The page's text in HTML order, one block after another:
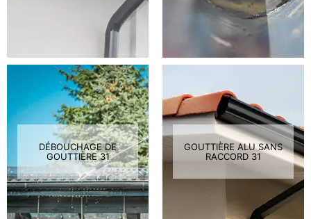
DÉBOUCHAGE DE
GOUTTIÈRE 31
GOUTTIÈRE ALU SANS
RACCORD 31